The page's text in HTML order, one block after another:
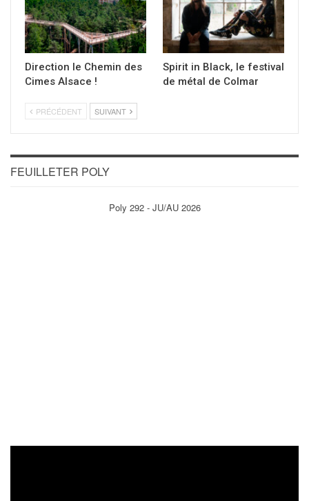
Direction le Chemin des
Cimes Alsace !
Spirit in Black, le festival
de métal de Colmar
PRÉCÉDENT SUIVANT
FEUILLETER POLY
Poly 292 - JU/AU 2026